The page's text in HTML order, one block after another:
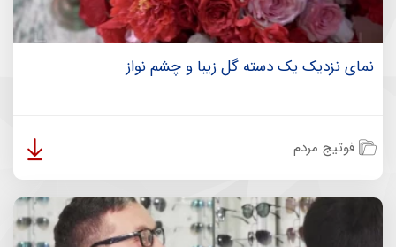
نمای نزدیک یک دسته گل زیبا و چشم نواز
فوتیج مردم